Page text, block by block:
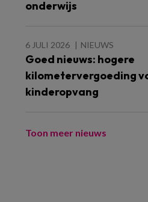
onderwijs
6 JULI 2026 NIEUWS
Goed nieuws: hogere
kilometervergoeding
kinderopvang
Toon meer nieuws